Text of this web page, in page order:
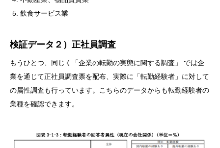
飲食サービス業
検証データ２）正社員調査
もうひとつ、同じく「企業の転勤の実態に関する調査」 では企
業を通じて正社員調査票を配布、実際に「転勤経験者」に対して
の属性調査も行っています。こちらのデータからも転勤経験者の
業種を確認できます。